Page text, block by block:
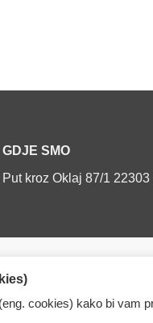
GDJE SMO
Put kroz Oklaj 87/1 22303
starije osobe Oklaj. Sva
cookies) kako bi vam